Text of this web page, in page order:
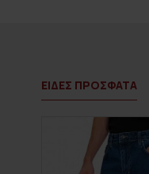
ΕΙΔΕΣ ΠΡΟΣΦΑΤΑ